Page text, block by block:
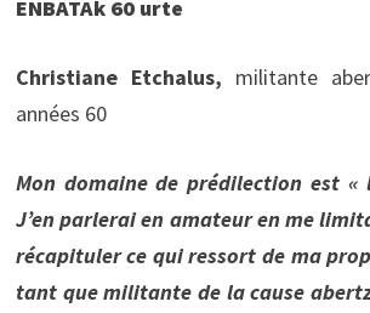
ENBATAk 60 urte
Christiane Etchalus, militante
années 60
Mon domaine de prédilection est «
J’en parlerai en amateur en me
récapituler ce qui ressort de ma
tant que militante de la cause